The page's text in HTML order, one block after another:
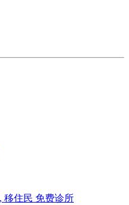
移住民 免费诊所